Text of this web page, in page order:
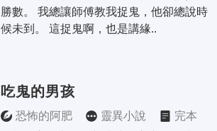
勝數。 我總讓師傅教我捉鬼，他卻總說時
候未到。 這捉鬼啊，也是講緣..
吃鬼的男孩
恐怖的阿肥 靈異小說
完本